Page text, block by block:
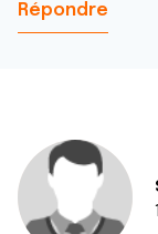
Répondre